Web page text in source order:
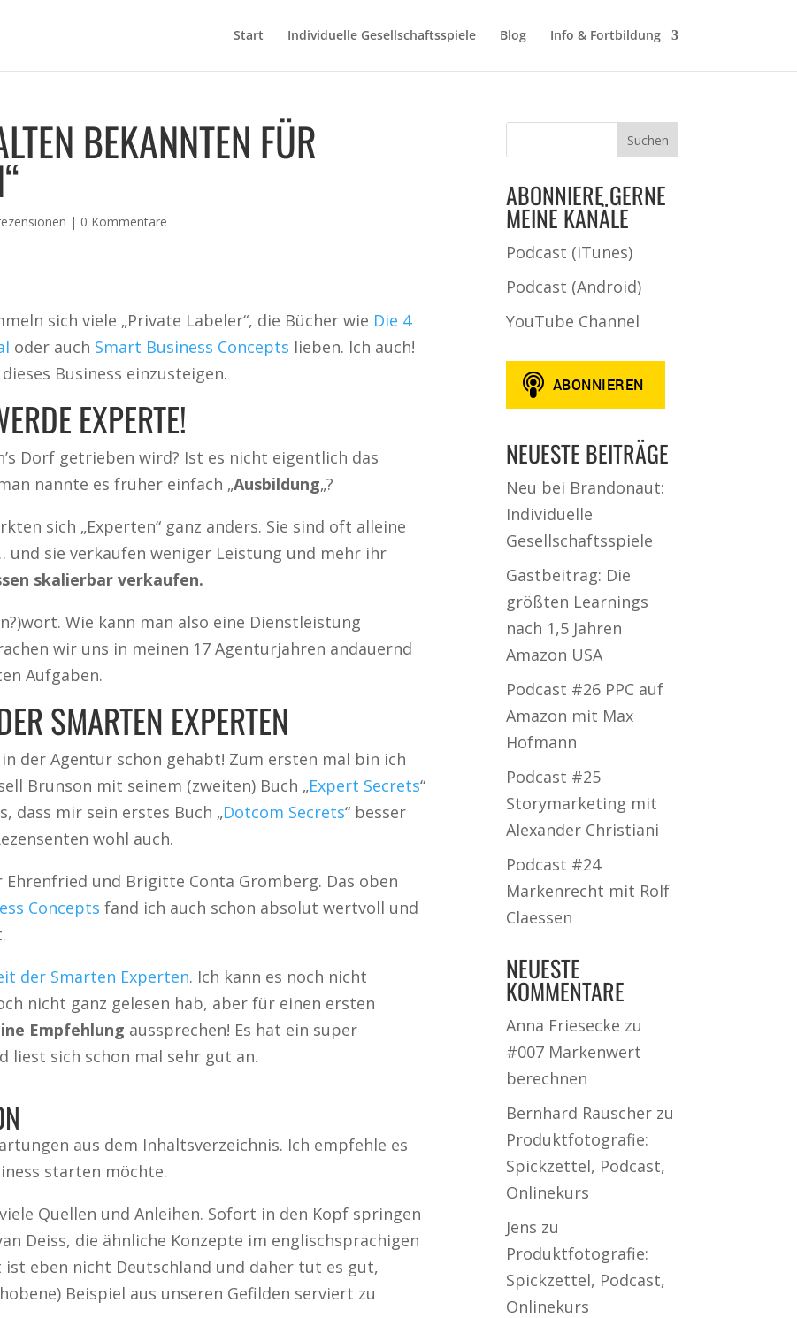
Start Individuelle Gesellschaftsspiele Blog Info & Fortbildung
BEKANNTEN FÜR
| 0 Kommentare
sich viele „Private Labeler“, die Bücher wie Die 4
oder auch Smart Business Concepts lieben. Ich auch!
Business einzusteigen.
EXPERTE!
Dorf getrieben wird? Ist es nicht eigentlich das
nannte es früher einfach „Ausbildung„?
sich „Experten“ ganz anders. Sie sind oft alleine
sie verkaufen weniger Leistung und mehr ihr
skalierbar verkaufen.
Wie kann man also eine Dienstleistung
wir uns in meinen 17 Agenturjahren andauernd
Aufgaben.
SMARTEN EXPERTEN
der Agentur schon gehabt! Zum ersten mal bin ich
Brunson mit seinem (zweiten) Buch „Expert Secrets“
dass mir sein erstes Buch „Dotcom Secrets“ besser
wohl auch.
und Brigitte Conta Gromberg. Das oben
Concepts fand ich auch schon absolut wertvoll und
der Smarten Experten. Ich kann es noch nicht
nicht ganz gelesen hab, aber für einen ersten
Empfehlung aussprechen! Es hat ein super
liest sich schon mal sehr gut an.
aus dem Inhaltsverzeichnis. Ich empfehle es
starten möchte.
Quellen und Anleihen. Sofort in den Kopf springen
Deiss, die ähnliche Konzepte im englischsprachigen
ist eben nicht Deutschland und daher tut es gut,
Beispiel aus unseren Gefilden serviert zu
ABONNIERE GERNE
MEINE KANÄLE
Podcast (iTunes)
Podcast (Android)
YouTube Channel
NEUESTE BEITRÄGE
Neu bei Brandonaut:
Individuelle
Gesellschaftsspiele
Gastbeitrag: Die
größten Learnings
nach 1,5 Jahren
Amazon USA
Podcast #26 PPC auf
Amazon mit Max
Hofmann
Podcast #25
Storymarketing mit
Alexander Christiani
Podcast #24
Markenrecht mit Rolf
Claessen
NEUESTE
KOMMENTARE
Anna Friesecke zu
#007 Markenwert
berechnen
Bernhard Rauscher zu
Produktfotografie:
Spickzettel, Podcast,
Onlinekurs
Jens zu
Produktfotografie:
Spickzettel, Podcast,
Onlinekurs